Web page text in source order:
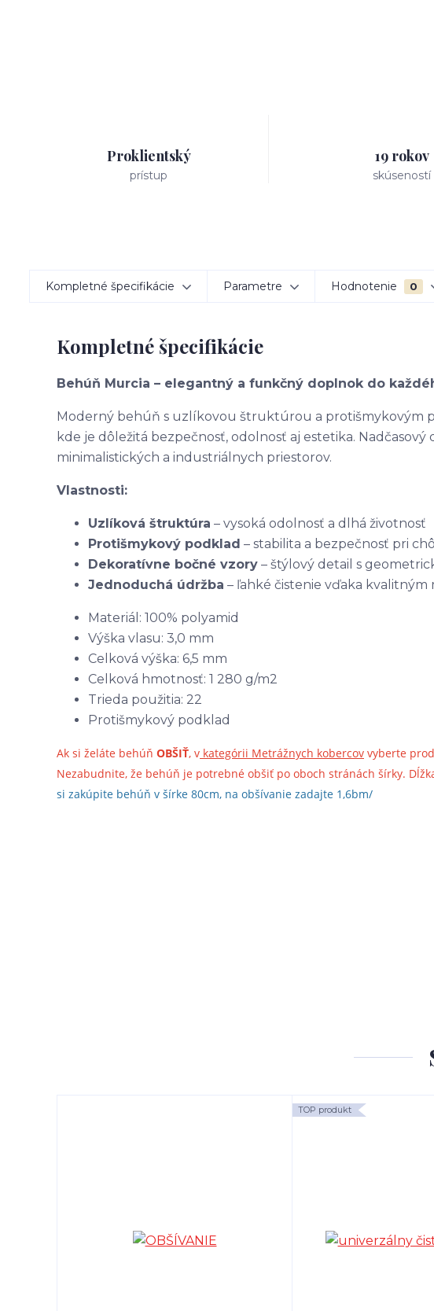
Proklientský
prístup
19 rokov
skúseností
Kompletné špecifikácie Parametre Hodnotenie 0
Kompletné špecifikácie
Behúň Murcia – elegantný a funkčný doplnok do
Moderný behúň s uzlíkovou štruktúrou a protišmykovým
kde je dôležitá bezpečnosť, odolnosť aj estetika. Nadčasový
minimalistických a industriálnych priestorov.
Vlastnosti:
Uzlíková štruktúra – vysoká odolnosť a dlhá životnosť
Protišmykový podklad – stabilita a bezpečnosť pri
Dekoratívne bočné vzory – štýlový detail s
Jednoduchá údržba – ľahké čistenie vďaka kvalitným
Materiál: 100% polyamid
Výška vlasu: 3,0 mm
Celková výška: 6,5 mm
Celková hmotnosť: 1 280 g/m2
Trieda použitia: 22
Protišmykový podklad
Ak si želáte behúň OBŠIŤ, v kategórii Metrážnych kobercov vyberte
Nezabudnite, že behúň je potrebné obšiť po oboch stránách šírky.
si zakúpite behúň v šírke 80cm, na obšívanie zadajte 1,6bm/
TOP produkt